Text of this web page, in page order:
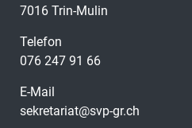
7016 Trin-Mulin
Telefon
076 247 91 66
E-Mail
sekretariat@svp-gr.ch